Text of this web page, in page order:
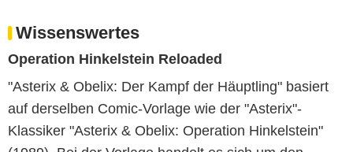
Wissenswertes
Operation Hinkelstein Reloaded
"Asterix & Obelix: Der Kampf der Häuptling" basiert
auf derselben Comic-Vorlage wie der "Asterix"-
Klassiker "Asterix & Obelix: Operation Hinkelstein"